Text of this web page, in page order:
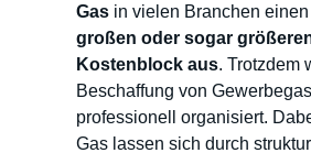
Gasin vielen Branchen
großen oder sogar
Kostenblock aus. Trotzdem
Beschaffung von
professionell organisiert.
Gas lassen sich durch